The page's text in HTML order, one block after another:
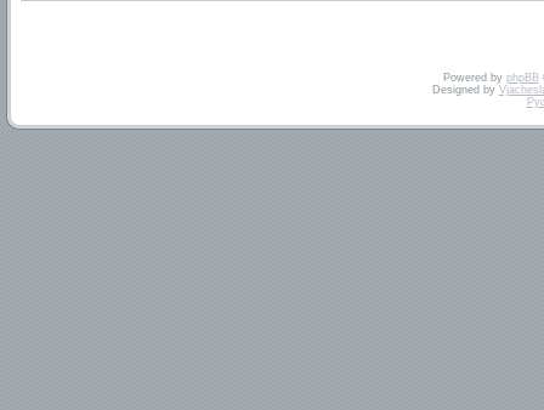
Powered by phpBB
Designed by